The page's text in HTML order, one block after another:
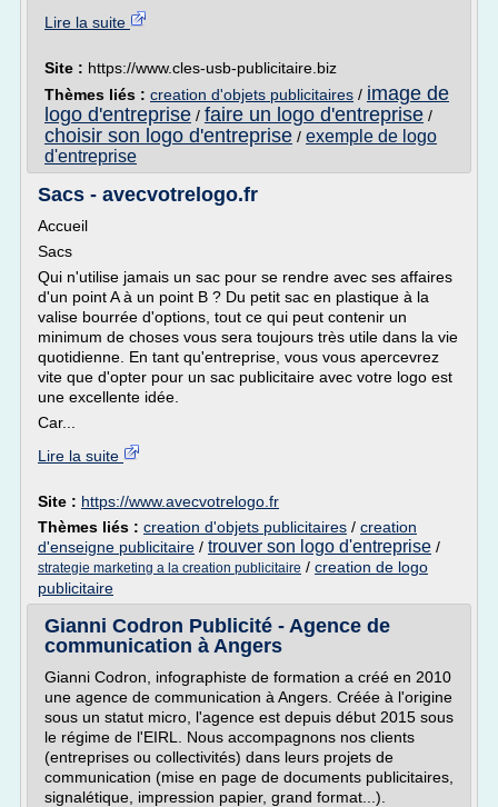
Lire la suite
Site : https://www.cles-usb-publicitaire.biz
Thèmes liés : creation d'objets publicitaires / image de
logo d'entreprise / faire un logo d'entreprise /
choisir son logo d'entreprise / exemple de logo
d'entreprise
Sacs - avecvotrelogo.fr
Accueil
Sacs
Qui n'utilise jamais un sac pour se rendre avec ses affaires
d'un point A à un point B ? Du petit sac en plastique à la
valise bourrée d'options, tout ce qui peut contenir un
minimum de choses vous sera toujours très utile dans la vie
quotidienne. En tant qu'entreprise, vous vous apercevrez
vite que d'opter pour un sac publicitaire avec votre logo est
une excellente idée.
Car...
Lire la suite
Site : https://www.avecvotrelogo.fr
Thèmes liés : creation d'objets publicitaires / creation
d'enseigne publicitaire / trouver son logo d'entreprise /
strategie marketing a la creation publicitaire / creation de logo
publicitaire
Gianni Codron Publicité - Agence de
communication à Angers
Gianni Codron, infographiste de formation a créé en 2010
une agence de communication à Angers. Créée à l'origine
sous un statut micro, l'agence est depuis début 2015 sous
le régime de l'EIRL. Nous accompagnons nos clients
(entreprises ou collectivités) dans leurs projets de
communication (mise en page de documents publicitaires,
signalétique, impression papier, grand format...).